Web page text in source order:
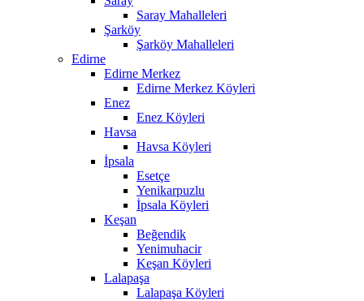
Saray Mahalleleri
Şarköy
Şarköy Mahalleleri
Edirne
Edirne Merkez
Edirne Merkez Köyleri
Enez
Enez Köyleri
Havsa
Havsa Köyleri
İpsala
Esetçe
Yenikarpuzlu
İpsala Köyleri
Keşan
Beğendik
Yenimuhacir
Keşan Köyleri
Lalapaşa
Lalapaşa Köyleri